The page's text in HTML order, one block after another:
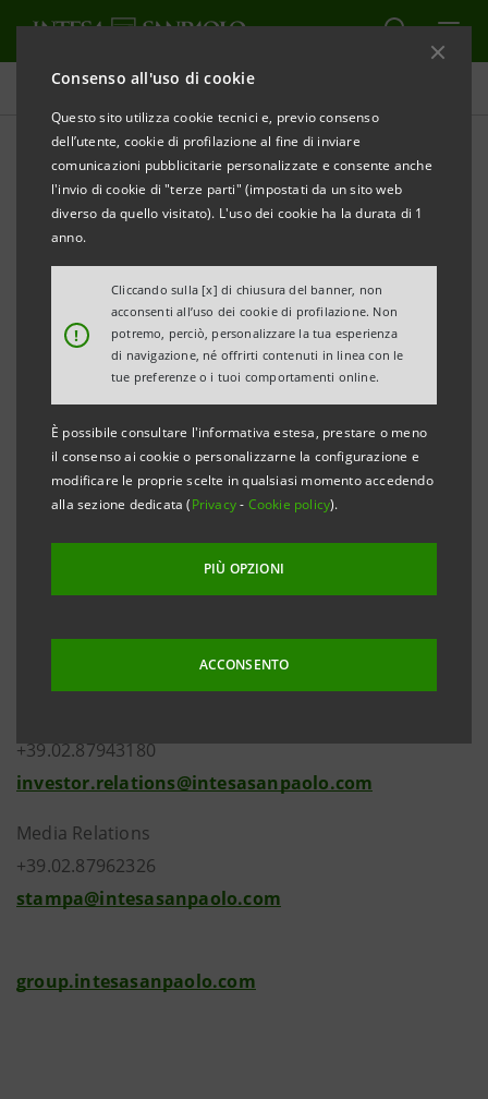
Consenso all'uso di cookie
Questo sito utilizza cookie tecnici e, previo consenso
dell’utente, cookie di profilazione al fine di inviare
comunicazioni pubblicitarie personalizzate e consente anche
l'invio di cookie di "terze parti" (impostati da un sito web
diverso da quello visitato). L'uso dei cookie ha la durata di 1
anno.
!
Cliccando sulla [x] di chiusura del banner, non
acconsenti all’uso dei cookie di profilazione. Non
potremo, perciò, personalizzare la tua esperienza
di navigazione, né offrirti contenuti in linea con le
tue preferenze o i tuoi comportamenti online.
È possibile consultare l'informativa estesa, prestare o meno
il consenso ai cookie o personalizzarne la configurazione e
modificare le proprie scelte in qualsiasi momento accedendo
alla sezione dedicata (Privacy- Cookie policy).
PIÙ OPZIONI
ACCONSENTO
Comunicati stampa
STAMPA AGGIORNA
INTESA SANPAOLO: COPERTURA DELLO STOCK DI
CREDITI DETERIORATI
notizie di stampa concernenti comunicazioni inviate
dalla BCE alle banche vigilate in merito al progressivo
raggiungimento nei prossimi anni di un grado di
copertura dello stock di crediti deteriorati in linea con
quello indicato per i flussi nell’Addendum alle Linee
Guida della BCE sui crediti deteriorati a decorrere dal
1° aprile 2018, Intesa Sanpaolo non ravvisa impatti
significativi per quanto riguarda gli obiettivi e le
+39.02.87943180
investor.relations@intesasanpaolo.com
Media Relations
+39.02.87962326
stampa@intesasanpaolo.com
group.intesasanpaolo.com